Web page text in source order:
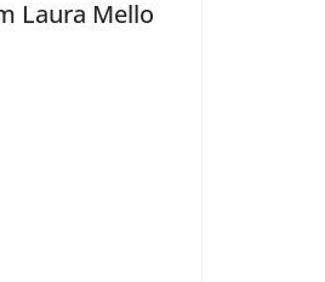
Laura Mello